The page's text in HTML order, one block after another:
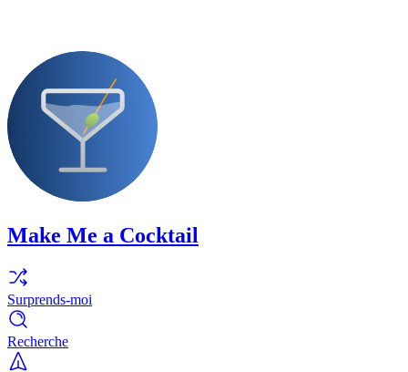
Make Me a Cocktail
Surprends-moi
Recherche